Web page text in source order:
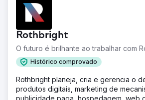
Rothbright
O futuro é brilhante ao trabalhar com
Histórico comprovado
Rothbright planeja, cria e gerencia o
produtos digitais, marketing de
publicidade paga, hospedagem, web